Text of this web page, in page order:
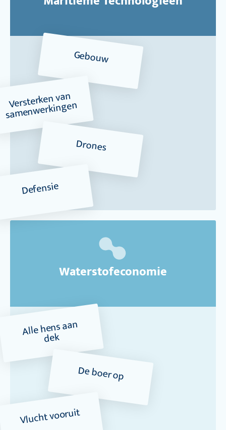
Gebouw
Versterken van
sa
menwerkingen
Drones
Defensie
Waterstofeconomie
Alle hens aan
dek
De boer op
Vlucht vooruit